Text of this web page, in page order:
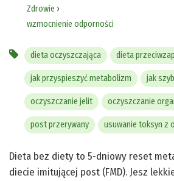
Zdrowie ›
wzmocnienie odporności
dieta oczyszczająca dieta
jak przyspieszyć metabolizm jak
oczyszczanie jelit oczyszczanie
post przerywany usuwanie toksyn z
Dieta bez diety to 5-dniowy reset
diecie imitującej post (FMD). Jesz